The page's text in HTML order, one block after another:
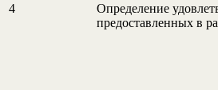
4
Определение
предоставленных в